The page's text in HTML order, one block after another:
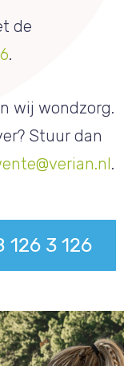
de
.
wij wondzorg.
Stuur dan
.
126 3 126